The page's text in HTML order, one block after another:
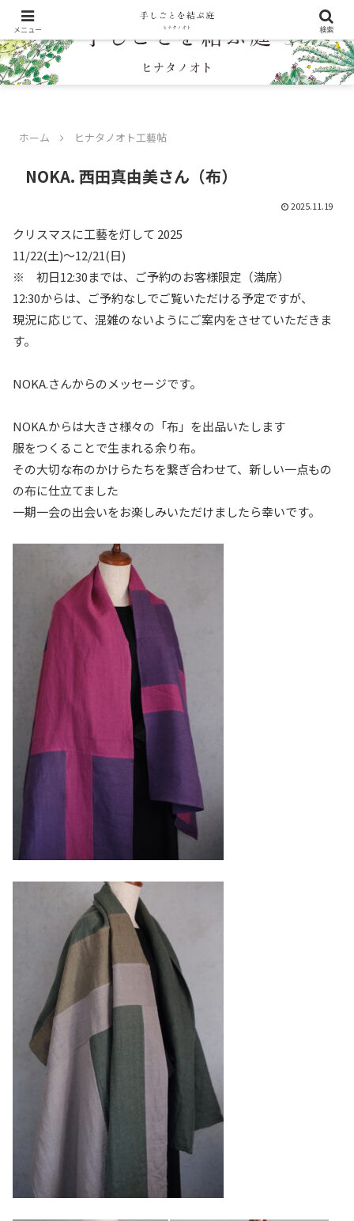
ホーム ヒナタノオト工藝帖
NOKA. 西田真由美さん（布）
2025.11.19
クリスマスに工藝を灯して 2025
11/22(土)〜12/21(日)
※ 初日12:30までは、ご予約のお客様限定（満席）
12:30からは、ご予約なしでご覧いただける予定ですが、
現況に応じて、混雑のないようにご案内をさせていただきま
す。
NOKA.さんからのメッセージです。
NOKA.からは大きさ様々の「布」を出品いたします
服をつくることで生まれる余り布。
その大切な布のかけらたちを繋ぎ合わせて、新しい一点もの
の布に仕立てました
一期一会の出会いをお楽しみいただけましたら幸いです。
メニュー 検索